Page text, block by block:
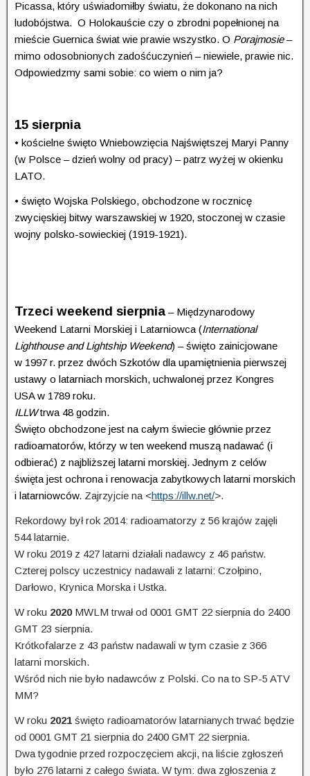
Picassa, który uświadomiłby światu, że dokonano na nich
ludobójstwa. O Holokauście czy o zbrodni popełnionej na
mieście Guernica świat wie prawie wszystko. O Porajmosie–
mimo odosobnionych zadośćuczynień – niewiele, prawie nic.
Odpowiedzmy sami sobie: co wiem o nim ja?
15 sierpnia
• kościelne święto Wniebowzięcia Najświętszej Maryi Panny
(w Polsce – dzień wolny od pracy) – patrz wyżej w okienku
LATO.
• święto Wojska Polskiego, obchodzone w rocznicę
zwycięskiej bitwy warszawskiej w 1920, stoczonej w czasie
wojny polsko-sowieckiej (1919-1921).
Trzeci weekend sierpnia – Międzynarodowy
Weekend Latarni Morskiej i Latarniowca (International
Lighthouse and Lightship Weekend) – święto zainicjowane
w 1997 r. przez dwóch Szkotów dla upamiętnienia pierwszej
ustawy o latarniach morskich, uchwalonej przez Kongres
USA w 1789 roku.
ILLWtrwa 48 godzin.
Święto obchodzone jest na całym świecie głównie przez
radioamatorów, którzy w ten weekend muszą nadawać (i
odbierać) z najbliższej latarni morskiej. Jednym z celów
święta jest ochrona i renowacja zabytkowych latarni morskich
i latarniowców. Zajrzyjcie na <https://illw.net/>.
Rekordowy był rok 2014: radioamatorzy z 56 krajów zajęli
544 latarnie.
W roku 2019 z 427 latarni działali nadawcy z 46 państw.
Czterej polscy uczestnicy nadawali z latarni: Czołpino,
Darłowo, Krynica Morska i Ustka.
W roku 2020MWLM trwał od 0001 GMT 22 sierpnia do 2400
GMT 23 sierpnia.
Krótkofalarze z 43 państw nadawali w tym czasie z 366
latarni morskich.
Wśród nich nie było nadawców z Polski. Co na to SP-5 ATV
MM?
W roku 2021 święto radioamatorów latarnianych trwać będzie
od 0001 GMT 21 sierpnia do 2400 GMT 22 sierpnia.
Dwa tygodnie przed rozpoczęciem akcji, na liście zgłoszeń
było 276 latarni z całego świata. W tym: dwa zgłoszenia z